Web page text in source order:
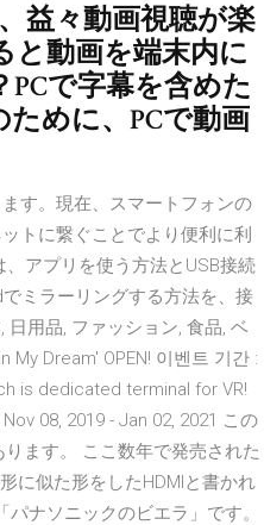
益々動画視聴が楽
と動画を端末内に
で字幕を含めた
めに、PCで動画
す。現在、スマートフォンの
トに繋ぐことでより便利に利
アプリを使う方法とUSB接続
ミラーリングする方法を、接
用品, ファッション, 食品, ベ
My Dream' OPEN! 이벤트 기간 :
is dedicated terminal for VR!
08, 2019 - Jan 02, 2021 この
ます。 ここ数年で発売された
に似た形をしたHDMIと書かれ
ナソニックのビエラ」です。